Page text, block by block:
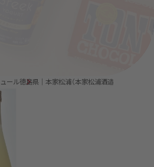
ール徳島県｜本家松浦（本家松浦酒造場販売）「に